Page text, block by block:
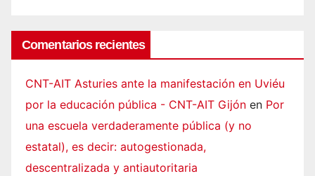
Comentarios recientes
CNT-AIT Asturies ante la manifestación en Uviéu
por la educación pública - CNT-AIT Gijón en Por
una escuela verdaderamente pública (y no
estatal), es decir: autogestionada,
descentralizada y antiautoritaria